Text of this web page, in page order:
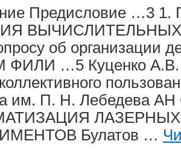
Предисловие …3
ВЫЧИСЛИТЕЛЬНЫХ
об организации
ФИЛИ …5 Куценко А.В.
им. П. Н. Лебедева
ЛАЗЕРНЫХ
Булатов …